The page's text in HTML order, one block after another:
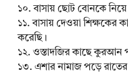
১০. বাসায় ছোট বোনকে
১১. বাসায় দেওয়া
করেছি।
১২. ওস্তাদজির কাছে কুরআন
১৩. এশার নামাজ পড়ে রাতের